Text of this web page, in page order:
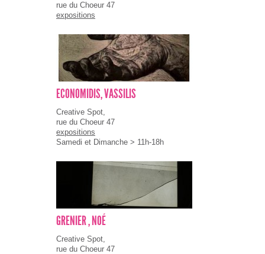
rue du Choeur 47
expositions
ECONOMIDIS, VASSILIS
Creative Spot,
rue du Choeur 47
expositions
Samedi et Dimanche > 11h-18h
GRENIER , NOÉ
Creative Spot,
rue du Choeur 47